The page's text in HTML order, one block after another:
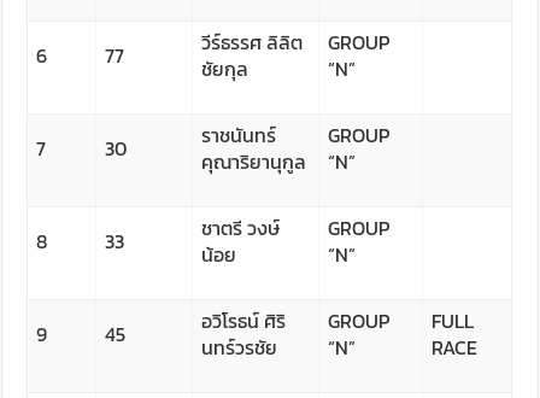
6 77
วีร์ธรรศ ลิลิต
ชัยกุล
GROUP
“N”
7 30
ราชนันทร์
คุณาริยานุกูล
GROUP
“N”
8 33
ชาตรี วงษ์
น้อย
GROUP
“N”
9 45
อวิโรธน์ ศิริ
นทร์วรชัย
GROUP
“N”
FULL
RACE